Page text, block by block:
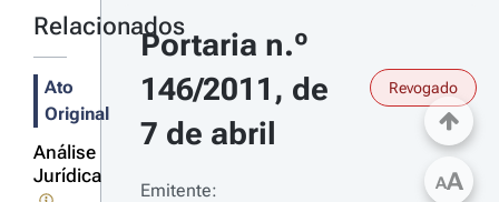
Relacionados
Ato
Original
Análise
Jurídica
Portaria n.º
146/2011, de
7 de abril
Revogado
Emitente:
AA